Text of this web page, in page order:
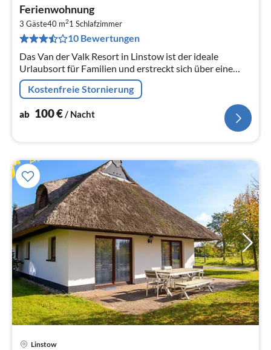
Ferienwohnung
3 Gäste40 m21 Schlafzimmer
10 Bewertungen
Das Van der Valk Resort in Linstow ist der ideale
Urlaubsort für Familien und erstreckt sich über eine
weitläufige, malerische Landschaft mit 400
verschiedenen Ferienhäusern und...
Kostenfreie Stornierung
ab 100€/ Nacht
Linstow